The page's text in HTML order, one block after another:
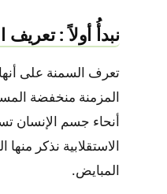
نبدأُ أولاً :
تعرف السمنة على أنها
المزمنة منخفضة
أنحاء جسم الإنسان
الاستقلابية نذكر
المبايض.